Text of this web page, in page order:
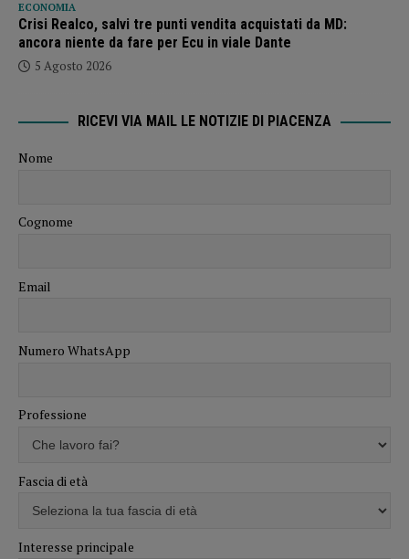
ECONOMIA
Crisi Realco, salvi tre punti vendita acquistati da MD:
ancora niente da fare per Ecu in viale Dante
5 Agosto 2026
RICEVI VIA MAIL LE NOTIZIE DI PIACENZA
Nome
Cognome
Email
Numero WhatsApp
Professione
Fascia di età
Interesse principale